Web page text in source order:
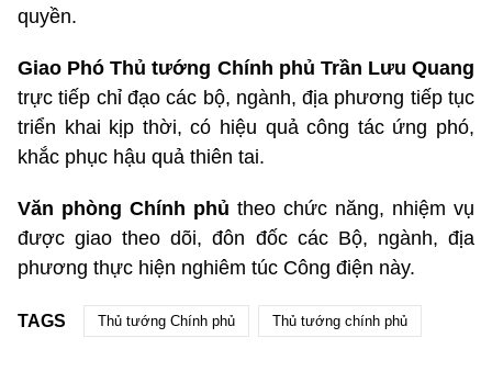
quyền.
Giao Phó Thủ tướng Chính phủ Trần Lưu Quang
trực tiếp chỉ đạo các bộ, ngành, địa phương tiếp tục
triển khai kịp thời, có hiệu quả công tác ứng phó,
khắc phục hậu quả thiên tai.
Văn phòng Chính phủ theo chức năng, nhiệm vụ
được giao theo dõi, đôn đốc các Bộ, ngành, địa
phương thực hiện nghiêm túc Công điện này.
TAGS Thủ tướng Chính phủ Thủ tướng chính phủ